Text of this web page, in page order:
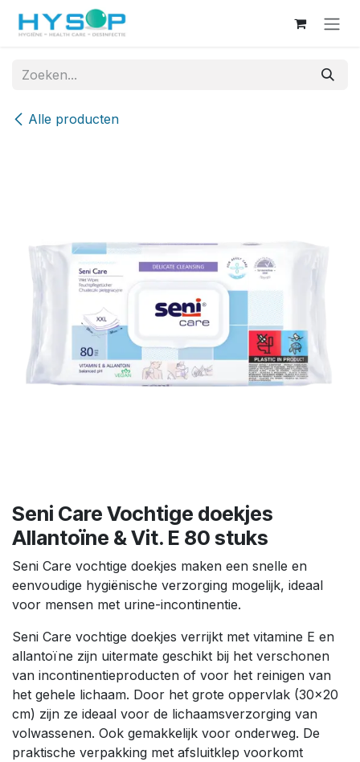
Overslaan naar inhoud
Alle producten
Seni Care Vochtige doekjes
Allantoïne & Vit. E 80 stuks
Seni Care vochtige doekjes maken een snelle en
eenvoudige hygiënische verzorging mogelijk, ideaal
voor mensen met urine-incontinentie.
Seni Care vochtige doekjes verrijkt met vitamine E en
allantoïne zijn uitermate geschikt bij het verschonen
van incontinentieproducten of voor het reinigen van
het gehele lichaam. Door het grote oppervlak (30x20
cm) zijn ze ideaal voor de lichaamsverzorging van
volwassenen. Ook gemakkelijk voor onderweg. De
praktische verpakking met afsluitklep voorkomt